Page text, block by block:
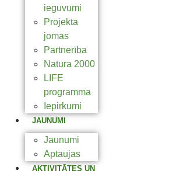
ieguvumi
Projekta
jomas
Partnerība
Natura 2000
LIFE
programma
Iepirkumi
JAUNUMI
Jaunumi
Aptaujas
AKTIVITĀTES UN